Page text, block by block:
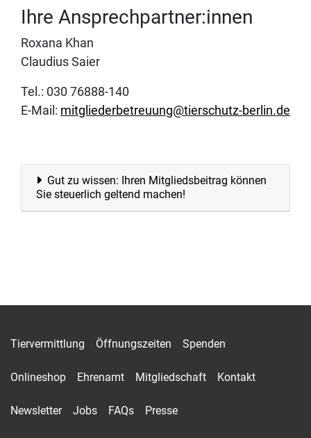
Ihre Ansprechpartner:innen
Roxana Khan
Claudius Saier
Tel.: 030 76888-140
E-Mail: mitgliederbetreuung@tierschutz-berlin.de
Gut zu wissen: Ihren Mitgliedsbeitrag können
Sie steuerlich geltend machen!
Tiervermittlung Öffnungszeiten Spenden
Onlineshop Ehrenamt Mitgliedschaft Kontakt
Newsletter Jobs FAQs Presse